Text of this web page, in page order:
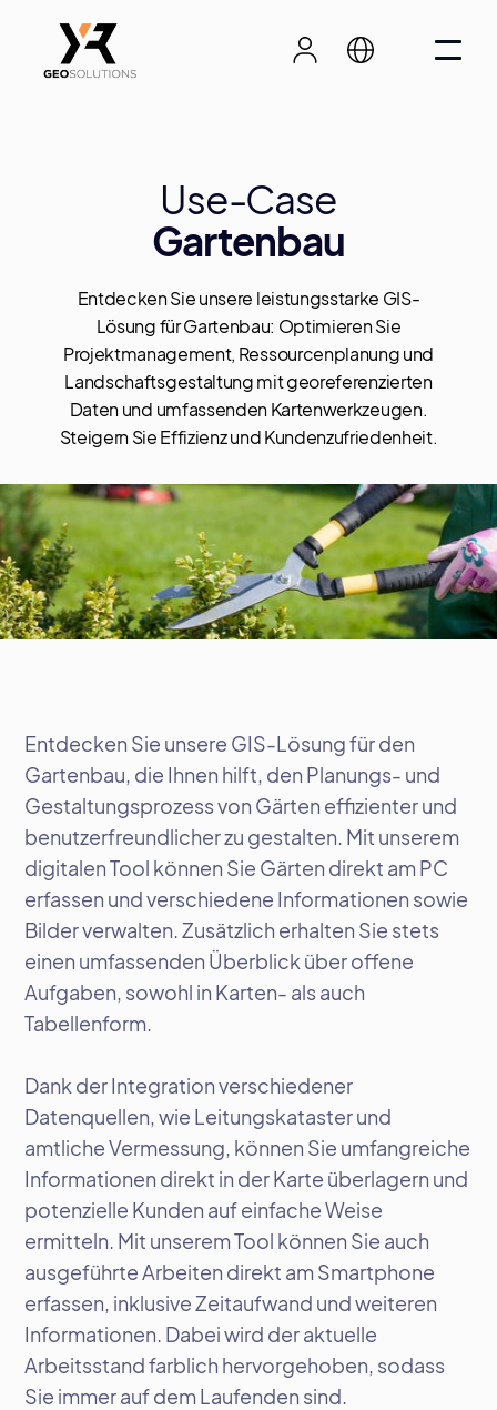
Use-Case
Gartenbau
Entdecken Sie unsere leistungsstarke GIS-
Lösung für Gartenbau: Optimieren Sie
Projektmanagement, Ressourcenplanung und
Landschaftsgestaltung mit georeferenzierten
Daten und umfassenden Kartenwerkzeugen.
Steigern Sie Effizienz und Kundenzufriedenheit.
Entdecken Sie unsere GIS-Lösung für den
Gartenbau, die Ihnen hilft, den Planungs- und
Gestaltungsprozess von Gärten effizienter und
benutzerfreundlicher zu gestalten. Mit unserem
digitalen Tool können Sie Gärten direkt am PC
erfassen und verschiedene Informationen sowie
Bilder verwalten. Zusätzlich erhalten Sie stets
einen umfassenden Überblick über offene
Aufgaben, sowohl in Karten- als auch
Tabellenform.
Dank der Integration verschiedener
Datenquellen, wie Leitungskataster und
amtliche Vermessung, können Sie umfangreiche
Informationen direkt in der Karte überlagern und
potenzielle Kunden auf einfache Weise
ermitteln. Mit unserem Tool können Sie auch
ausgeführte Arbeiten direkt am Smartphone
erfassen, inklusive Zeitaufwand und weiteren
Informationen. Dabei wird der aktuelle
Arbeitsstand farblich hervorgehoben, sodass
Sie immer auf dem Laufenden sind.